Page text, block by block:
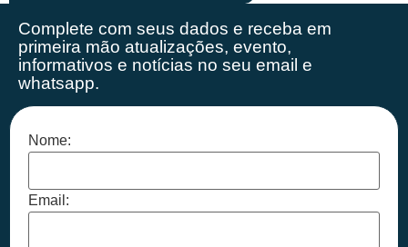
Complete com seus dados e receba em
primeira mão atualizações, evento,
informativos e notícias no seu email e
whatsapp.
Nome:
Email: